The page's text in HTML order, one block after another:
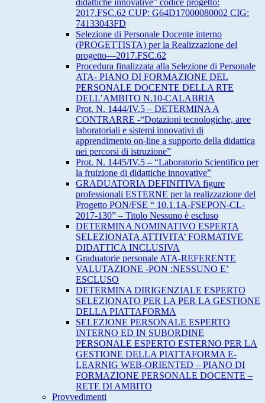
didattiche innovative” codice progetto:
2017.FSC.62 CUP: G64D17000080002 CIG:
74133043FD
Selezione di Personale Docente interno
(PROGETTISTA) per la Realizzazione del
progetto—2017.FSC.62
Procedura finalizzata alla Selezione di Personale
ATA- PIANO DI FORMAZIONE DEL
PERSONALE DOCENTE DELLA RTE
DELL’AMBITO N.10-CALABRIA
Prot. N. 1444/IV.5 – DETERMINA A
CONTRARRE -“Dotazioni tecnologiche, aree
laboratoriali e sistemi innovativi di
apprendimento on-line a supporto della didattica
nei percorsi di istruzione”
Prot. N. 1445/IV.5 – “Laboratorio Scientifico per
la fruizione di didattiche innovative”
GRADUATORIA DEFINITIVA figure
professionali ESTERNE per la realizzazione del
Progetto PON/FSE “ 10.1.1A-FSEPON-CL-
2017-130” – Titolo Nessuno è escluso
DETERMINA NOMINATIVO ESPERTA
SELEZIONATA ATTIVITA’ FORMATIVE
DIDATTICA INCLUSIVA
Graduatorie personale ATA-REFERENTE
VALUTAZIONE -PON :NESSUNO E’
ESCLUSO
DETERMINA DIRIGENZIALE ESPERTO
SELEZIONATO PER LA PER LA GESTIONE
DELLA PIATTAFORMA
SELEZIONE PERSONALE ESPERTO
INTERNO ED IN SUBORDINE
PERSONALE ESPERTO ESTERNO PER LA
GESTIONE DELLA PIATTAFORMA E-
LEARNIG WEB-ORIENTED – PIANO DI
FORMAZIONE PERSONALE DOCENTE –
RETE DI AMBITO
Provvedimenti